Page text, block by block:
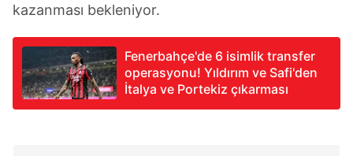
Çerezlere ilişkin tercihlerinizi aşağıda yer alan panel
için Ayarlar butonuna tıklayabilir,Çerez Bilgilendirme
Metnimiziziyaret edebilirsiniz.
6698 sayılı Kişisel Verilerin Korunması Kanunu uyarınca
kazanması bekleniyor.
Fenerbahçe'de 6 isimlik transfer
operasyonu! Yıldırım ve Safi'den
İtalya ve Portekiz çıkarması